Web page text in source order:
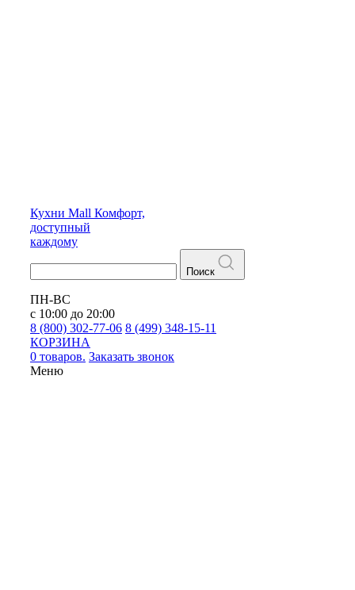
Кухни Mall Комфорт,
доступный
каждому
Поиск
ПН-ВС
с 10:00 до 20:00
8 (800) 302-77-06 8 (499) 348-15-11
КОРЗИНА
0 товаров. Заказать звонок
Меню